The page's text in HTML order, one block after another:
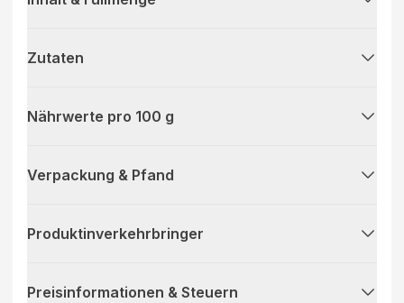
Zutaten
Nährwerte pro 100 g
Verpackung & Pfand
Produktinverkehrbringer
Preisinformationen & Steuern